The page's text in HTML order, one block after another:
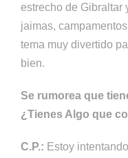
estrecho de Gibraltar
jaimas,
tema muy divertido
bien.
Se rumorea que
¿Tienes Algo que
C.P.: Estoy